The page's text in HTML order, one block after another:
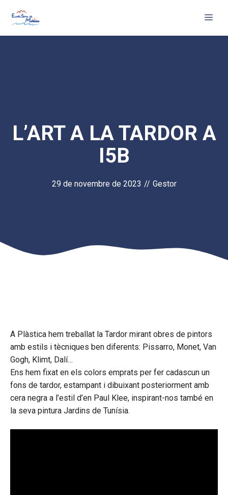
L’ART A LA TARDOR A
I5B
29 de novembre de 2023 // Gestor
A Plàstica hem treballat la Tardor mirant obres de pintors
amb estils i tècniques ben diferents: Pissarro, Monet, Van
Gogh, Klimt, Dalí…
Ens hem fixat en els colors emprats per fer cadascun un
fons de tardor, estampant i dibuixant posteriorment amb
cera negra a l’estil d’en Paul Klee, inspirant-nos també en
la seva pintura Jardins de Tunísia.